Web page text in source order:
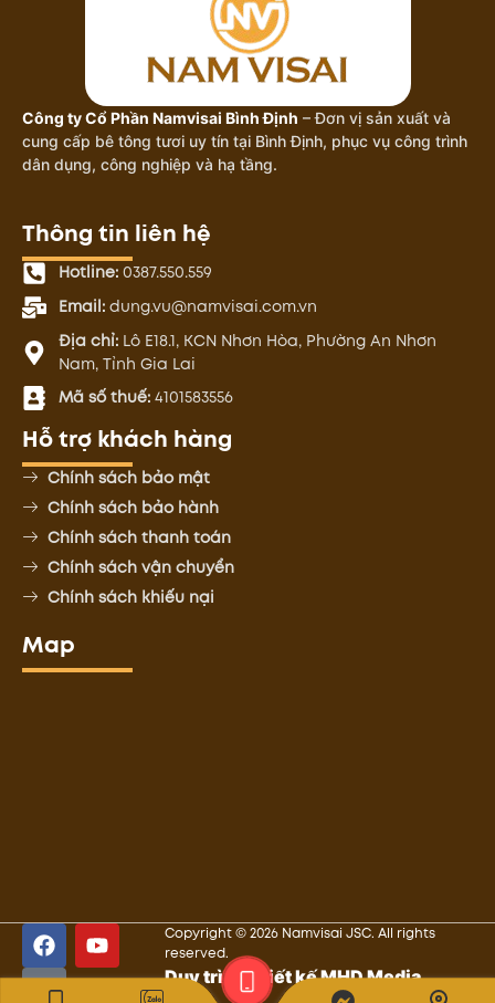
Công ty Cổ Phần Namvisai Bình Định – Đơn vị sản xuất và
cung cấp bê tông tươi uy tín tại Bình Định, phục vụ công trình
dân dụng, công nghiệp và hạ tầng.
Thông tin liên hệ
Hotline:0387.550.559
Email:dung.vu@namvisai.com.vn
Địa chỉ:Lô E18.1, KCN Nhơn Hòa, Phường An Nhơn
Nam, Tỉnh Gia Lai
Mã số thuế:4101583556
Hỗ trợ khách hàng
Chính sách bảo mật
Chính sách bảo hành
Chính sách thanh toán
Chính sách vận chuyển
Chính sách khiếu nại
Map
Copyright © 2026 Namvisai JSC. All rights
reserved.
Duy trì và thiết kế MHD Media